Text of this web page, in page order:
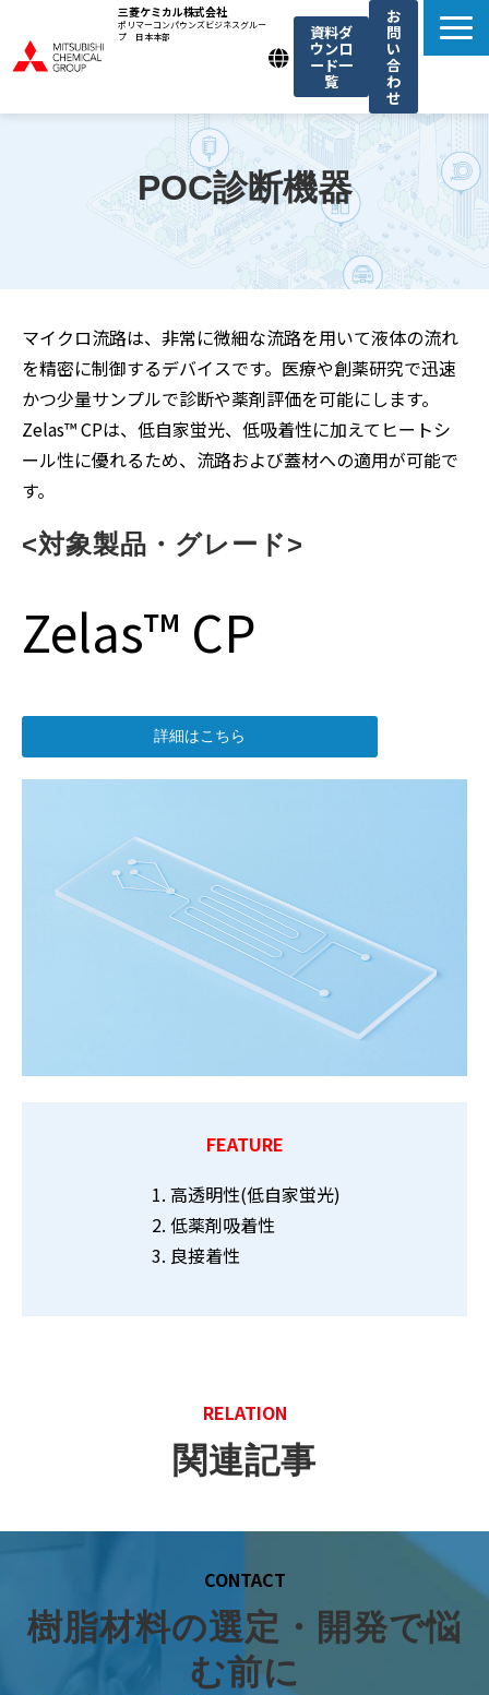
三菱ケミカル株式会社
ポリマーコンパウンズビジネスグルー
プ 日本本部
資料ダ
ウンロ
ード一
覧
お
問
い
合
わ
せ
製品一覧
我々の強み
用途例一覧
機能・トレンド記事一覧
お知らせ
POC診断機器
マイクロ流路は、非常に微細な流路を用いて液体の流れ
を精密に制御するデバイスです。医療や創薬研究で迅速
かつ少量サンプルで診断や薬剤評価を可能にします。
Zelas™ CPは、低自家蛍光、低吸着性に加えてヒートシ
ール性に優れるため、流路および蓋材への適用が可能で
す。
<対象製品・グレード>
Zelas™ CP
詳細はこちら
FEATURE
高透明性(低自家蛍光)
低薬剤吸着性
良接着性
RELATION
関連記事
CONTACT
樹脂材料の選定・開発で悩
む前に